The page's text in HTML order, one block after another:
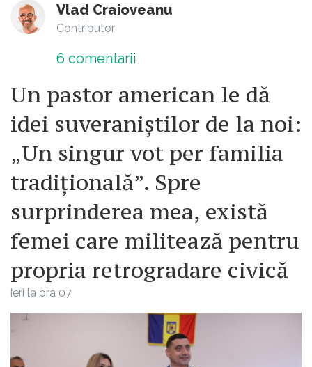
Vlad Craioveanu
Contributor
6 comentarii
Un pastor american le dă
idei suveraniștilor de la noi:
„Un singur vot per familia
tradițională”. Spre
surprinderea mea, există
femei care militează pentru
propria retrogradare civică
ieri la ora 07